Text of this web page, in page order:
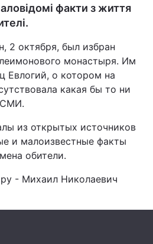
Війна
Політика
факти з життя
2 октября, был избран
монастыря. Им
Евлогий, о котором на
какая бы то ни
СМИ.
из открытых источников
и малоизвестные факты
обители.
- Михаил Николаевич